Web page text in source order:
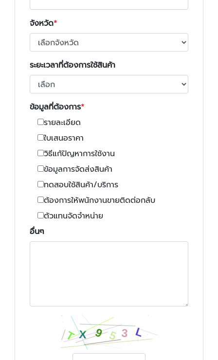
จังหวัด
ระยะเวลาที่ต้องการใช้สินค้า
ข้อมูลที่ต้องการ
รายละเอียด
ใบเสนอราคา
วิธีแก้ปัญหาการใช้งาน
ข้อมูลการจัดส่งสินค้า
ทดสอบใช้สินค้า/บริการ
ต้องการให้พนักงานขายติดต่อกลับ
ตัวแทนจัดจำหน่าย
อื่นๆ